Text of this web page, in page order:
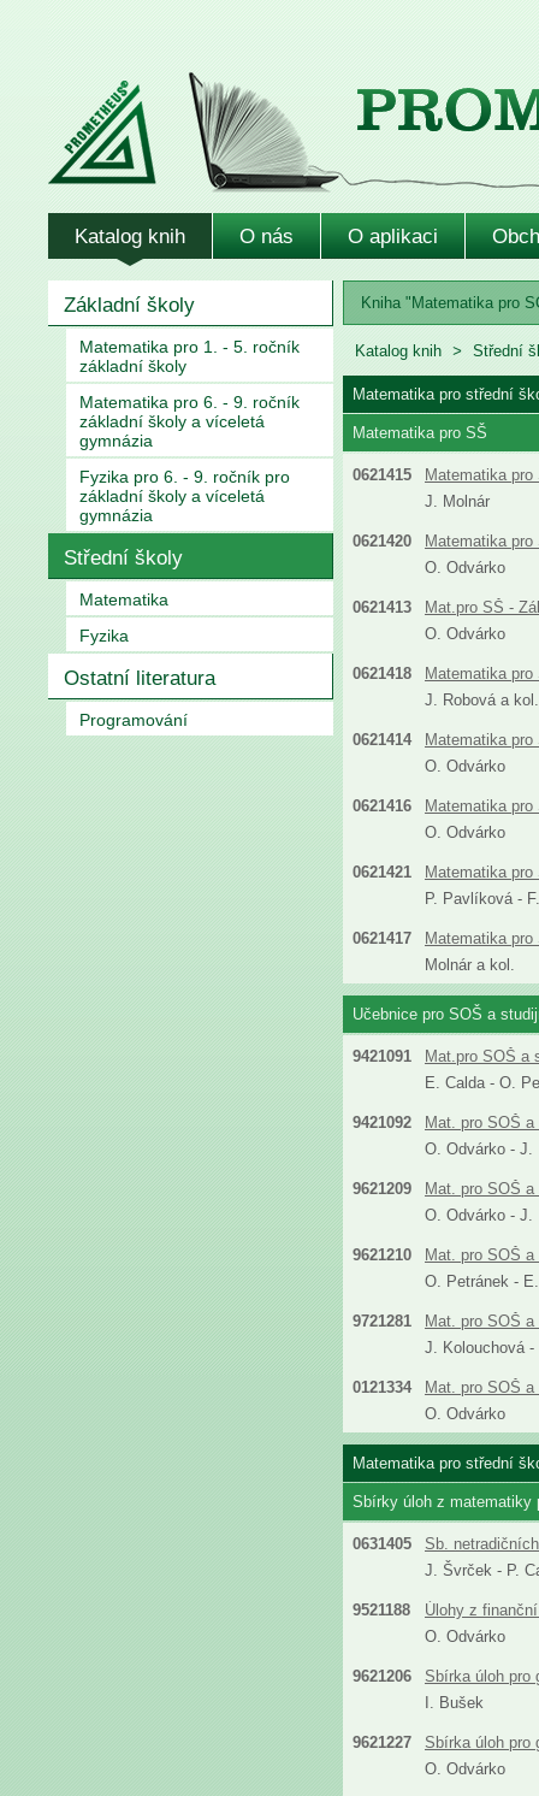
Katalog knih O nás O aplikaci
Základní školy
Matematika pro 1. - 5. ročník
základní školy
Matematika pro 6. - 9. ročník
základní školy a víceletá
gymnázia
Fyzika pro 6. - 9. ročník pro
základní školy a víceletá
gymnázia
Střední školy
Matematika
Fyzika
Ostatní literatura
Programování
Kniha "Matematika pro
Katalog knih Střední
Matematika pro střední
Matematika pro SŠ
0621415
Matematika
J. Molnár
0621420
Matematika
O. Odvárko
0621413
Mat.pro SŠ -
O. Odvárko
0621418
Matematika
J. Robová a kol.
0621414
Matematika
O. Odvárko
0621416
Matematika
O. Odvárko
0621421
Matematika
P. Pavlíková -
0621417
Matematika
Molnár a kol.
Učebnice pro SOŠ a
9421091
Mat.pro SOŠ a
E. Calda - O.
9421092
Mat. pro SOŠ
O. Odvárko - J.
9621209
Mat. pro SOŠ
O. Odvárko - J.
9621210
Mat. pro SOŠ
O. Petránek -
9721281
Mat. pro SOŠ
J. Kolouchová -
0121334
Mat. pro SOŠ
O. Odvárko
Matematika pro střední
Sbírky úloh z matematiky
0631405
Sb.
J. Švrček - P.
9521188
Úlohy z
O. Odvárko
9621206
Sbírka úloh pro
I. Bušek
9621227
Sbírka úloh pro
O. Odvárko